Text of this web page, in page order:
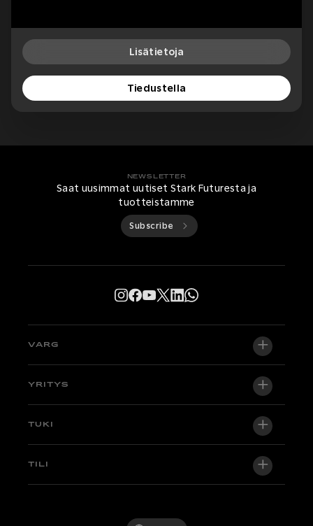
Lisätietoja
Tiedustella
NEWSLETTER
Saat uusimmat uutiset Stark Futuresta ja
tuotteistamme
Subscribe
VARG
VARG EX
Factory Edition
Pyöriä varastossa
YRITYS
Tietoa meistä
TUKI
Tuki
TILI